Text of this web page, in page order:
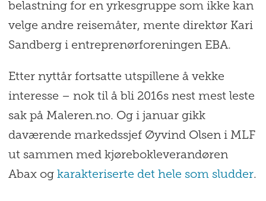
belastning for en yrkesgruppe som ikke kan
velge andre reisemåter, mente direktør Kari
Sandberg i entreprenørforeningen EBA.
Etter nyttår fortsatte utspillene å vekke
interesse – nok til å bli 2016s nest mest leste
sak på Maleren.no. Og i januar gikk
daværende markedssjef Øyvind Olsen i MLF
ut sammen med kjørebokleverandøren
Abax og karakteriserte det hele som sludder.